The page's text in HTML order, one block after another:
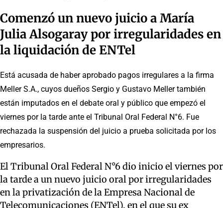
Comenzó un nuevo juicio a María
Julia Alsogaray por irregularidades en
la liquidación de ENTel
Está acusada de haber aprobado pagos irregulares a la firma
Meller S.A., cuyos dueños Sergio y Gustavo Meller también
están imputados en el debate oral y público que empezó el
viernes por la tarde ante el Tribunal Oral Federal N°6. Fue
rechazada la suspensión del juicio a prueba solicitada por los
empresarios.
El Tribunal Oral Federal N°6 dio inicio el viernes por
la tarde a un nuevo juicio oral por irregularidades
en la privatización de la Empresa Nacional de
Telecomunicaciones (ENTel), en el que su ex